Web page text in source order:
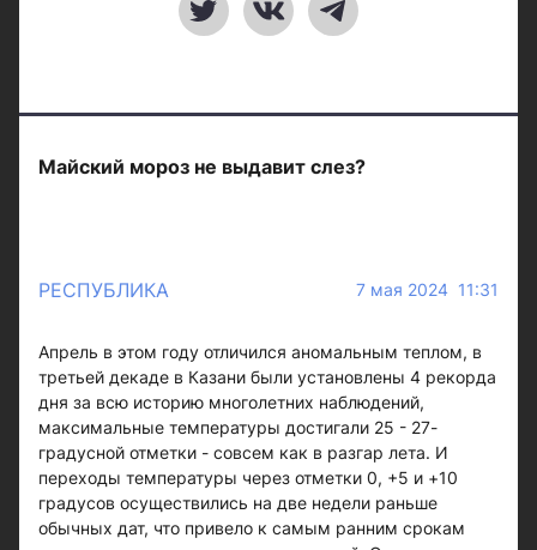
Майский мороз не выдавит слез?
РЕСПУБЛИКА 7 мая 2024 11:31
Апрель в этом году отличился аномальным теплом, в
третьей декаде в Казани были установлены 4 рекорда
дня за всю историю многолетних наблюдений,
максимальные температуры достигали 25 - 27-
градусной отметки - совсем как в разгар лета. И
переходы температуры через отметки 0, +5 и +10
градусов осуществились на две недели раньше
обычных дат, что привело к самым ранним срокам